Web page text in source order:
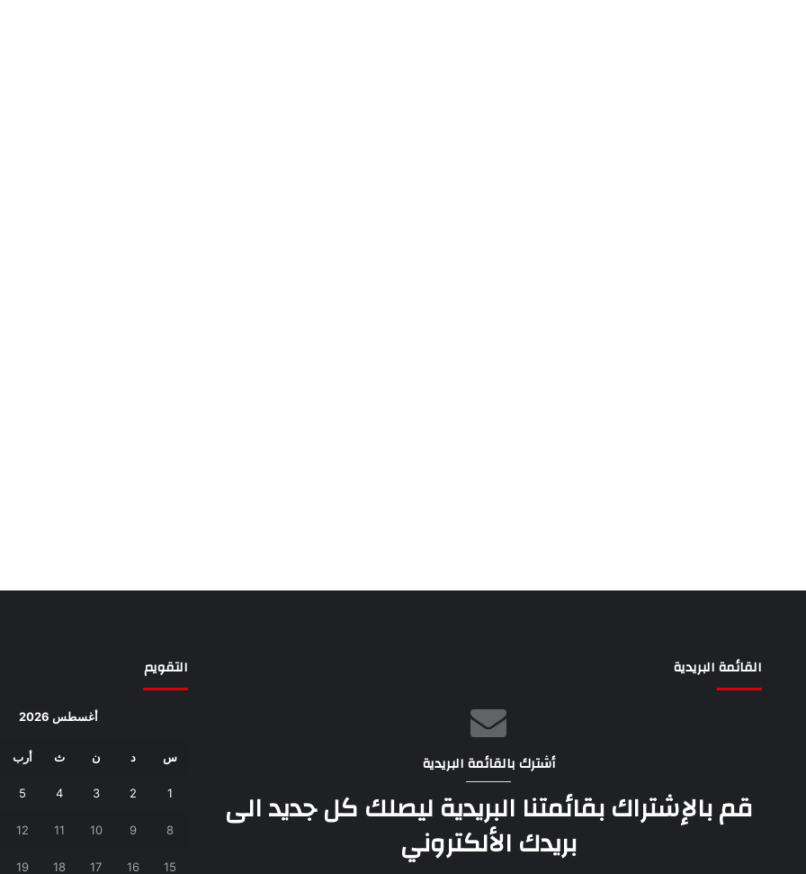
القائمة البريدية
أشترك بالقائمة البريدية
قم بالإشتراك بقائمتنا البريدية ليصلك كل جديد الى
بريدك الألكتروني
التقويم
أغسطس 2026
س د ن ث أرب
1
2
3
4
5
8
9
10
11
12
15
16
17
18
19